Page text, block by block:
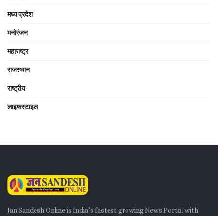
मध्य प्रदेश
मनोरंजन
महाराष्ट्र
राजस्थान
राष्ट्रीय
लाइफस्टाइल
Jan Sandesh Online is India’s fastest growing News Portal with